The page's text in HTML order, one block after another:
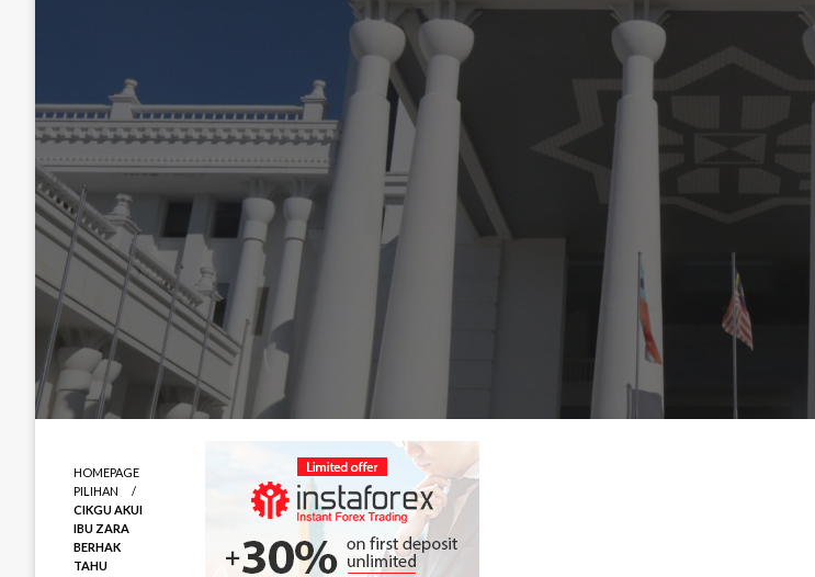
HOMEPAGE
PILIHAN
CIKGU AKUI
IBU ZARA
BERHAK
TAHU